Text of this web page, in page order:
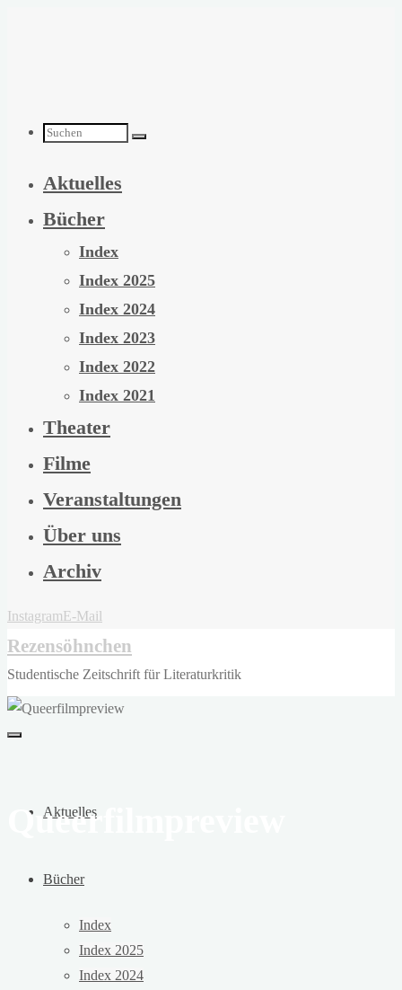
Suchen
nach:
Aktuelles
Bücher
Index
Index 2025
Index 2024
Index 2023
Index 2022
Index 2021
Theater
Filme
Veranstaltungen
Über uns
Archiv
InstagramE-Mail
Rezensöhnchen
Studentische Zeitschrift für Literaturkritik
Aktuelles
Bücher
Index
Index 2025
Index 2024
Queerfilmpreview